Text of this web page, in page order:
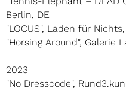
Berlin, DE
"LOCUS", Laden für
"Horsing Around", Galerie
2023
"No Dresscode",